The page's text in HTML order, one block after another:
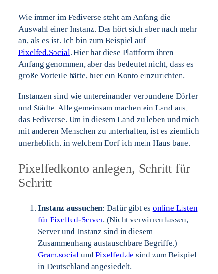
Wie immer im Fediverse steht am Anfang die
Auswahl einer Instanz. Das hört sich aber nach mehr
an, als es ist. Ich bin zum Beispiel auf
Pixelfed.Social. Hier hat diese Plattform ihren
Anfang genommen, aber das bedeutet nicht, dass es
große Vorteile hätte, hier ein Konto einzurichten.
Instanzen sind wie untereinander verbundene Dörfer
und Städte. Alle gemeinsam machen ein Land aus,
das Fediverse. Um in diesem Land zu leben und mich
mit anderen Menschen zu unterhalten, ist es ziemlich
unerheblich, in welchem Dorf ich mein Haus baue.
Pixelfedkonto anlegen, Schritt für
Schritt
Instanz aussuchen: Dafür gibt es online Listen
für Pixelfed-Server. (Nicht verwirren lassen,
Server und Instanz sind in diesem
Zusammenhang austauschbare Begriffe.)
Gram.social undPixelfed.de sind zum Beispiel
in Deutschland angesiedelt.